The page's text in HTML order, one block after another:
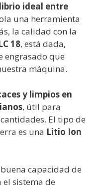
ideal entre
una herramienta
la calidad con la
18, está dada,
engrasado que
máquina.
y limpios en
, útil para
El tipo de
es una Litio Ion
capacidad de
sistema de